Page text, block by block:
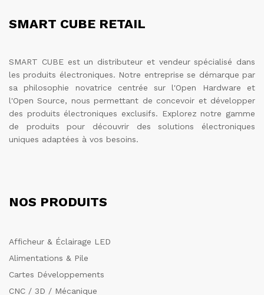
SMART CUBE RETAIL
SMART CUBE est un distributeur et vendeur spécialisé dans
les produits électroniques. Notre entreprise se démarque par
sa philosophie novatrice centrée sur l'Open Hardware et
l'Open Source, nous permettant de concevoir et développer
des produits électroniques exclusifs. Explorez notre gamme
de produits pour découvrir des solutions électroniques
uniques adaptées à vos besoins.
NOS PRODUITS
Afficheur & Éclairage LED
Alimentations & Pile
Cartes Développements
CNC / 3D / Mécanique